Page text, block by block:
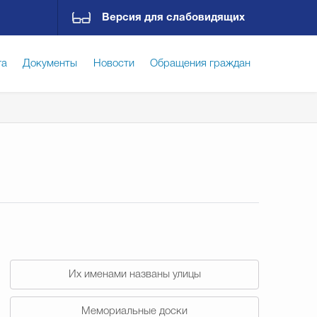
Версия для слабовидящих
Документы Новости Обращения граждан
Их именами названы улицы
Мемориальные доски